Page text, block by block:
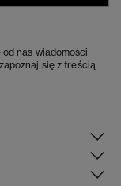
nas wiadomości
się z treścią